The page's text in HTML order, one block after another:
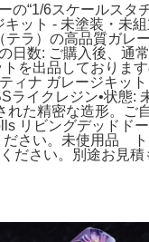
“1/6スケールスタ
ット - 未塗装・未
ラ）の高品質ガレ
日数: ご購入後、通
出品しておりま
ナ ガレージキッ
イクレジン•状態:
た精密な造形。
リビングデッドド
さい。未使用品
さい。別途お見積